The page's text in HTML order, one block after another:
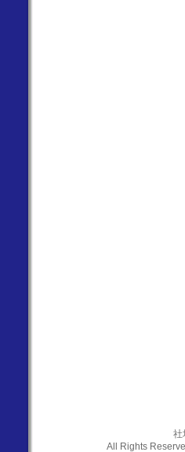
All Rights